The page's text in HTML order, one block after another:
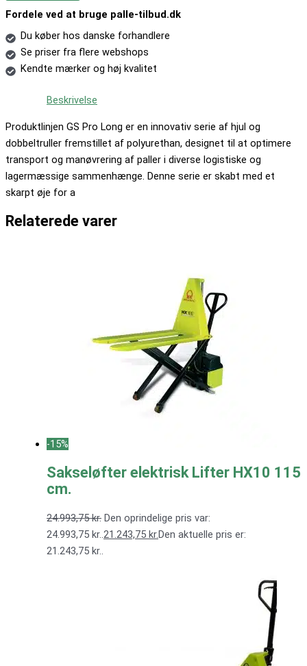
Fordele ved at bruge palle-tilbud.dk
Du køber hos danske forhandlere
Se priser fra flere webshops
Kendte mærker og høj kvalitet
Beskrivelse
Produktlinjen GS Pro Long er en innovativ serie af hjul og
dobbeltruller fremstillet af polyurethan, designet til at optimere
transport og manøvrering af paller i diverse logistiske og
lagermæssige sammenhænge. Denne serie er skabt med et
skarpt øje for a
Relaterede varer
-15%
Sakseløfter elektrisk Lifter HX10 115
cm.
24.993,75kr. Den oprindelige pris var:
24.993,75 kr..21.243,75 kr.Den aktuelle pris er:
21.243,75 kr..